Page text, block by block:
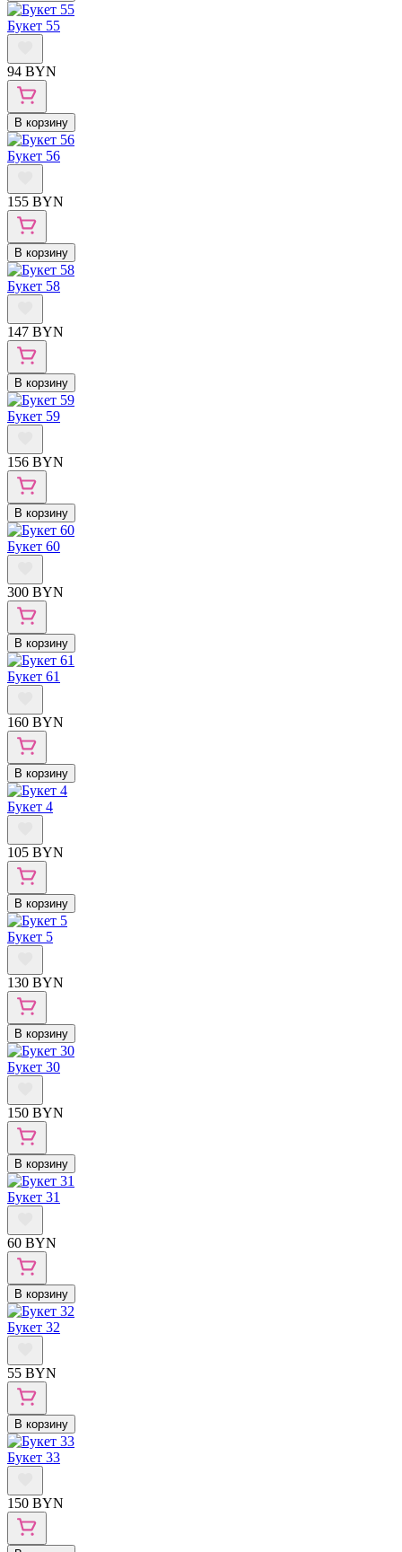
Букет 55
94 BYN
В корзину
Букет 56
155 BYN
В корзину
Букет 58
147 BYN
В корзину
Букет 59
156 BYN
В корзину
Букет 60
300 BYN
В корзину
Букет 61
160 BYN
В корзину
Букет 4
105 BYN
В корзину
Букет 5
130 BYN
В корзину
Букет 30
150 BYN
В корзину
Букет 31
60 BYN
В корзину
Букет 32
55 BYN
В корзину
Букет 33
150 BYN